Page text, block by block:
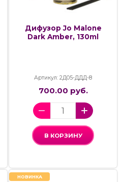
Дифузор Jo Malone
Dark Amber, 130ml
Артикул: 2Д05-ДДД-8
700.00 руб.
В КОРЗИНУ
НОВИНКА